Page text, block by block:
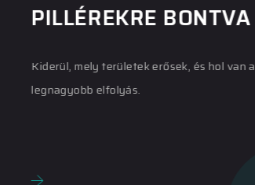
PILLÉREKRE BONTVA
Kiderül, mely területek erősek, és hol van a
legnagyobb elfolyás.